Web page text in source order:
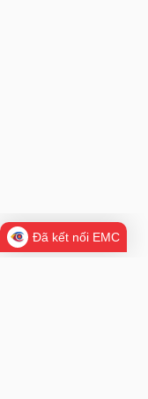
Đã kết nối EMC